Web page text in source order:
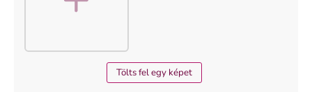
Tölts fel egy képet